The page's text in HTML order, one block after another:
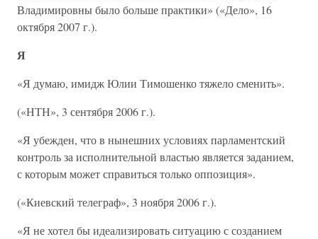
Владимировны было больше практики» («Дело», 16
октября 2007 г.).
Я
«Я думаю, имидж Юлии Тимошенко тяжело сменить».
(«НТН», 3 сентября 2006 г.).
«Я убежден, что в нынешних условиях парламентский
контроль за исполнительной властью является заданием,
с которым может справиться только оппозиция».
(«Киевский телеграф», 3 ноября 2006 г.).
«Я не хотел бы идеализировать ситуацию с созданием